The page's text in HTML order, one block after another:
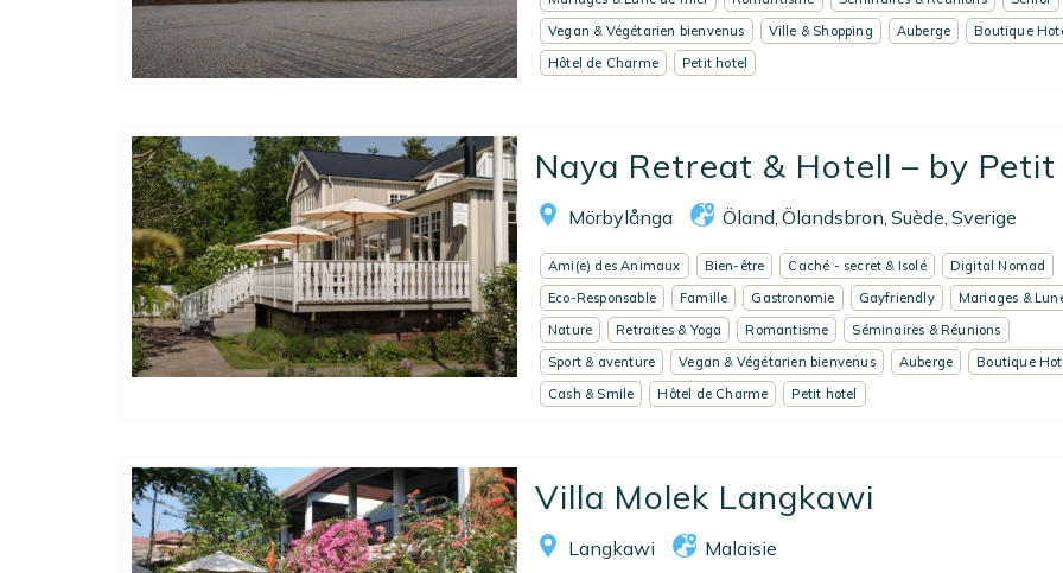
Vegan & Végétarien bienvenus
Ville & Shopping Auberge
Boutique
Hôtel de Charme
Petit hotel
Naya Retreat & Hotell – by Petit
Mörbylånga Öland Ölandsbron Suède Sverige
Ami(e) des Animaux Bien-être Caché - secret & Isolé
Digital Nomad
Eco-Responsable
Famille Gastronomie Gayfriendly
Mariages &
Nature
Retraites & Yoga Romantisme
Séminaires & Réunions
Sport & aventure
Vegan & Végétarien bienvenus Auberge
Boutique
Cash & Smile
Hôtel de Charme Petit hotel
Villa Molek Langkawi
Langkawi Malaisie